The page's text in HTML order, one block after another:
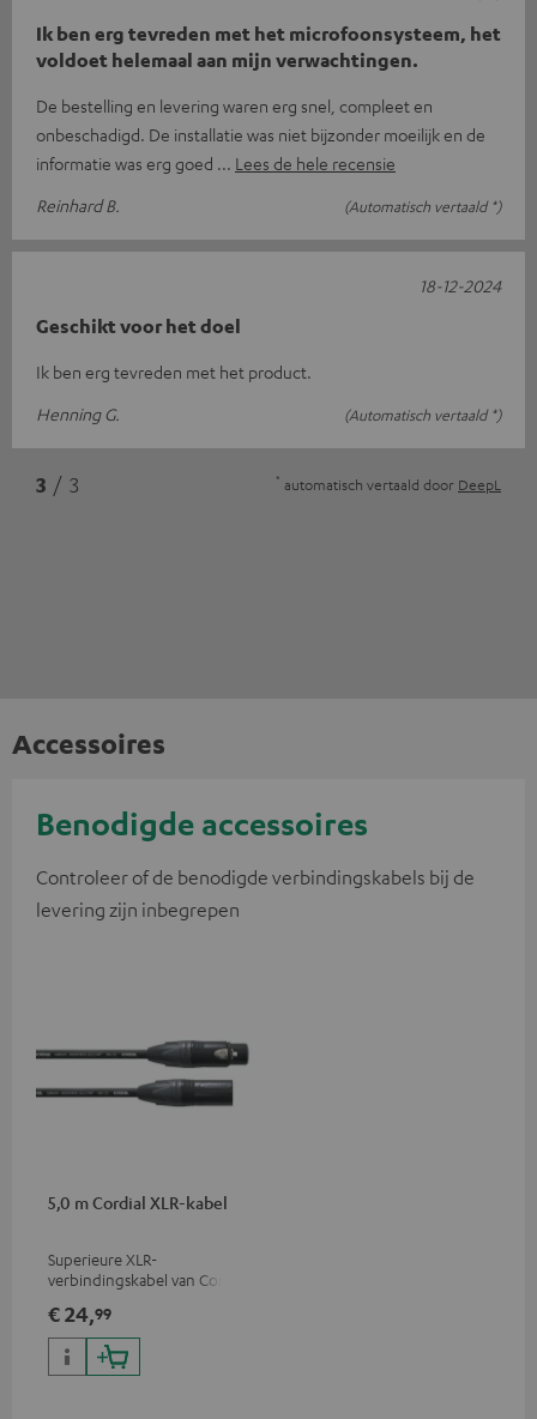
Ik ben erg tevreden met het microfoonsysteem, het
voldoet helemaal aan mijn verwachtingen.
De bestelling en levering waren erg snel, compleet en
onbeschadigd. De installatie was niet bijzonder moeilijk en de
informatie was erg goed
Lees de hele recensie
Reinhard B.
(Automatisch vertaald *)
Geschikt voor het doel
Ik ben erg tevreden met het product.
Henning G.
(Automatisch vertaald *)
18-12-2024
3 / 3 * automatisch vertaald door DeepL
Accessoires
Benodigde accessoires
Controleer of de benodigde verbindingskabels bij de
levering zijn inbegrepen
5,0 m Cordial XLR-kabel
Superieure XLR-
verbindingskabel van Cordial
€ 24,99